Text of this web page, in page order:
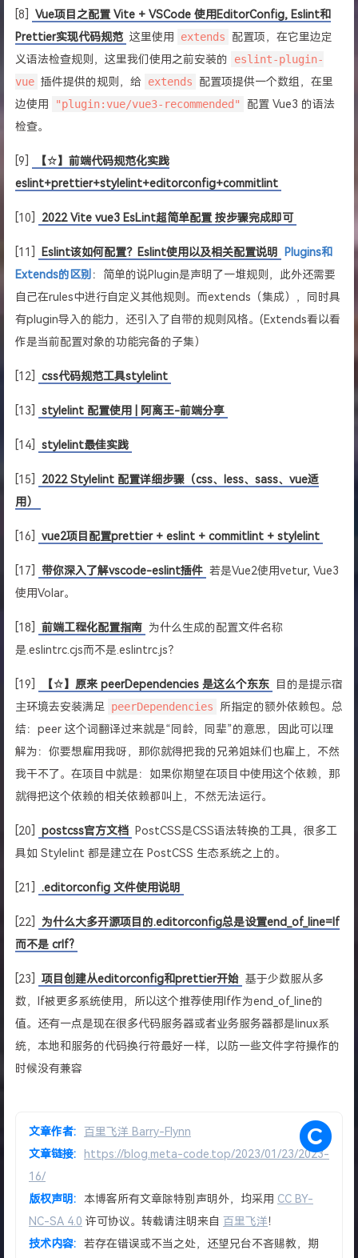
[8]
Vue项目之配置 Vite + VSCode 使用EditorConfig, Eslint和
Prettier实现代码规范 这里使用 extends
配置项，在它里边定
义语法检查规则，这里我们使用之前安装的
eslint-plugin-
vue 插件提供的规则，给 extends
配置项提供一个数组，在里
边使用
"plugin:vue/vue3-recommended"
配置 Vue3 的语法
检查。
[9]
【☆】前端代码规范化实践
eslint+prettier+stylelint+editorconfig+commitlint
[10] 2022 Vite vue3 EsLint超简单配置 按步骤完成即可
[11] Eslint该如何配置？Eslint使用以及相关配置说明
Plugins和
Extends的区别 ：简单的说Plugin是声明了一堆规则，此外还需要
自己在rules中进行自定义其他规则。而extends（集成），同时具
有plugin导入的能力，还引入了自带的规则风格。(Extends看以看
作是当前配置对象的功能完备的子集）
[12] css代码规范工具stylelint
[13] stylelint 配置使用 | 阿离王-前端分享
[14] stylelint最佳实践
[15]
2022 Stylelint 配置详细步骤（css、less、sass、vue适
用）
[16] vue2项目配置prettier + eslint + commitlint + stylelint
[17] 带你深入了解vscode-eslint插件 若是Vue2使用vetur, Vue3
使用Volar。
[18] 前端工程化配置指南 为什么生成的配置文件名称
是.eslintrc.cjs而不是.eslintrc.js？
[19] 【☆】原来 peerDependencies 是这么个东东
目的是提示宿
主环境去安装满足
peerDependencies
所指定的额外依赖包。总
结：peer 这个词翻译过来就是“同龄，同辈”的意思，因此可以理
解为：你要想雇用我呀，那你就得把我的兄弟姐妹们也雇上，不然
我干不了。在项目中就是：如果你期望在项目中使用这个依赖，那
就得把这个依赖的相关依赖都叫上，不然无法运行。
[20] postcss官方文档
PostCSS是CSS语法转换的工具，很多工
具如 Stylelint 都是建立在 PostCSS 生态系统之上的。
[21] .editorconfig 文件使用说明
[22]
为什么大多开源项目的.editorconfig总是设置end_of_line=lf
而不是 crlf?
[23] 项目创建从editorconfig和prettier开始 基于少数服从多
数，lf被更多系统使用，所以这个推荐使用lf作为end_of_line的
值。还有一点是现在很多代码服务器或者业务服务器都是linux系
统，本地和服务的代码换行符最好一样，以防一些文件字符操作的
时候没有兼容
文章作者:
百里飞洋 Barry-Flynn
文章链接:
https://blog.meta-code.top/2023/01/23/2023-
16/
版权声明:
本博客所有文章除特别声明外，均采用 CC BY-
NC-SA 4.0 许可协议。转载请注明来自 百里飞洋！
技术内容:
若存在错误或不当之处，还望兄台不吝赐教，期